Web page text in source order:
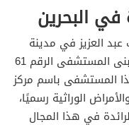
البحرين
العزيز في مدينة
المنامة عاصمة مملكة البحرين، ويحمل مبنى المستشفى الرقم 61
المستشفى باسم مركز
الوراثية رسميًا،
في هذا المجال